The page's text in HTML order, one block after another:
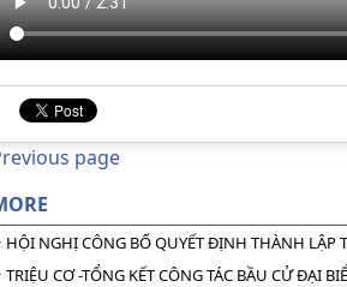
page
HỘI NGHỊ CÔNG BỐ QUYẾT ĐỊNH THÀNH LẬP
TRIỆU CƠ -TỔNG KẾT CÔNG TÁC BẦU CỬ ĐẠI